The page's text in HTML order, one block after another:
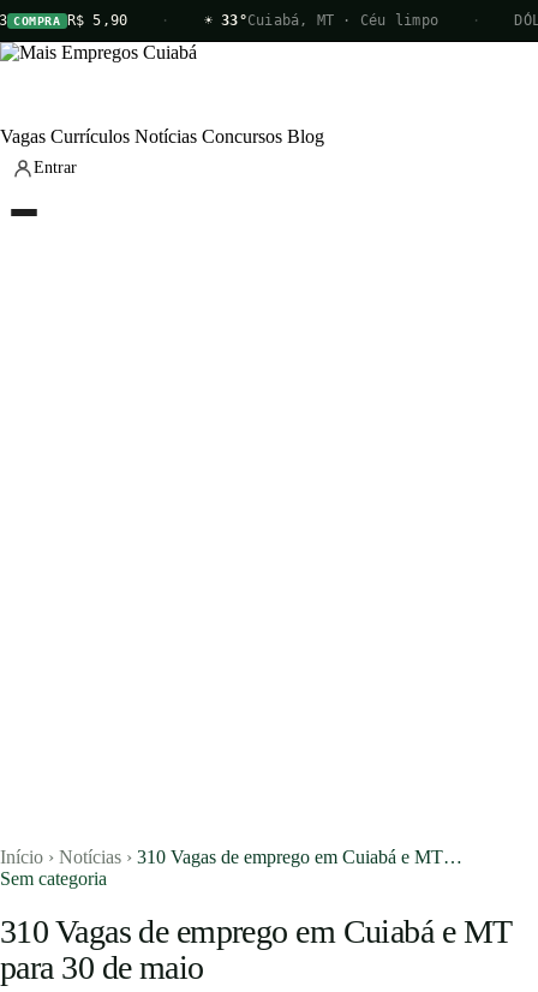
R$ 5,90 ☀ 33°Cuiabá, MT · Céu limpo
Vagas Currículos Notícias Concursos Blog
Entrar
Início › Notícias › 310 Vagas de emprego em Cuiabá e MT…
Sem categoria
310 Vagas de emprego em Cuiabá e MT
para 30 de maio